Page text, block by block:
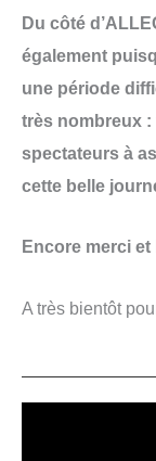
Du côté
également
une période
très nombreux
spectateurs à
cette belle
Encore merci et
A très bientôt